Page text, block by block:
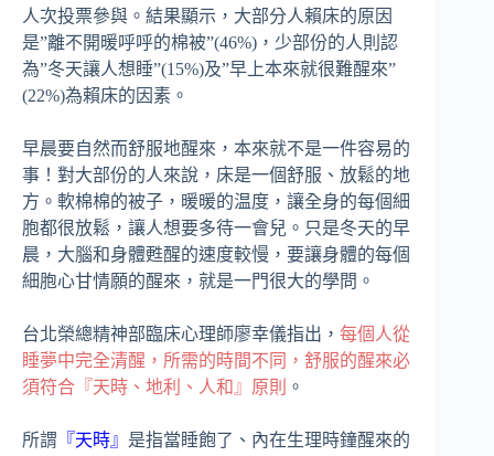
人次投票參與。結果顯示，大部分人賴床的原因
是”離不開暖呼呼的棉被”(46%)，少部份的人則認
為”冬天讓人想睡”(15%)及”早上本來就很難醒來”
(22%)為賴床的因素。
早晨要自然而舒服地醒來，本來就不是一件容易的
事！對大部份的人來說，床是一個舒服、放鬆的地
方。軟棉棉的被子，暖暖的温度，讓全身的每個細
胞都很放鬆，讓人想要多待一會兒。只是冬天的早
晨，大腦和身體甦醒的速度較慢，要讓身體的每個
細胞心甘情願的醒來，就是一門很大的學問。
台北榮總精神部臨床心理師廖幸儀指出， 每個人從
睡夢中完全清醒，所需的時間不同，舒服的醒來必
須符合『天時、地利、人和』原則 。
所謂 『天時』 是指當睡飽了、內在生理時鐘醒來的